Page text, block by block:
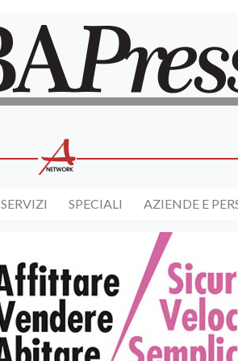
SERVIZI SPECIALI AZIENDE E